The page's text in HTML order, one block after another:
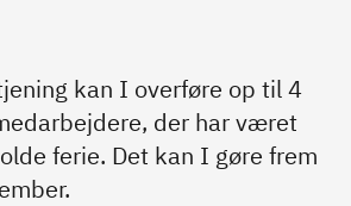
kan I overføre op til 4
der har været
ferie. Det kan I gøre frem